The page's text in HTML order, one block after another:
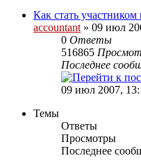
Как стать
accountant » 09 июл
0 Ответы
516865
Последнее
09 июл 2007,
Темы
Ответы
Просмотры
Последнее